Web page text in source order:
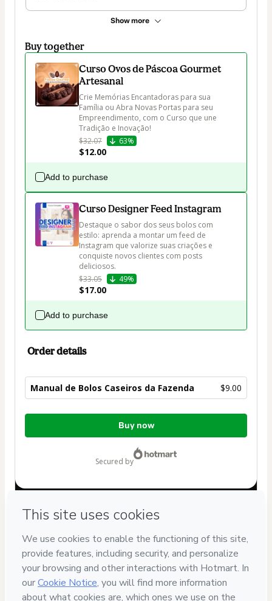
Show more
Buy together
Curso Ovos de Páscoa Gourmet
Artesanal
Crie Memórias Encantadoras para sua
Família ou Abra Novas Portas para seu
Empreendimento, com o Curso que une
Tradição e Inovação!
$32.07
63%
$12.00
Add to purchase
Curso Designer Feed Instagram
Destaque o sabor dos seus bolos com
estilo: aprenda a montar um feed de
Instagram que valorize suas criações e
conquiste novos clientes com posts
deliciosos.
$33.05
49%
$17.00
Add to purchase
Order details
Manual de Bolos Caseiros da Fazenda $9.00
Total
Buy now
secured by
If you need to submit a request to our support team, please
provide the code below:
CKTID-Q62789057M1-1786003811372-7892
Was your information autofill in? Click here to learn more
By clicking 'Buy Now' I declare that I (i) understand that